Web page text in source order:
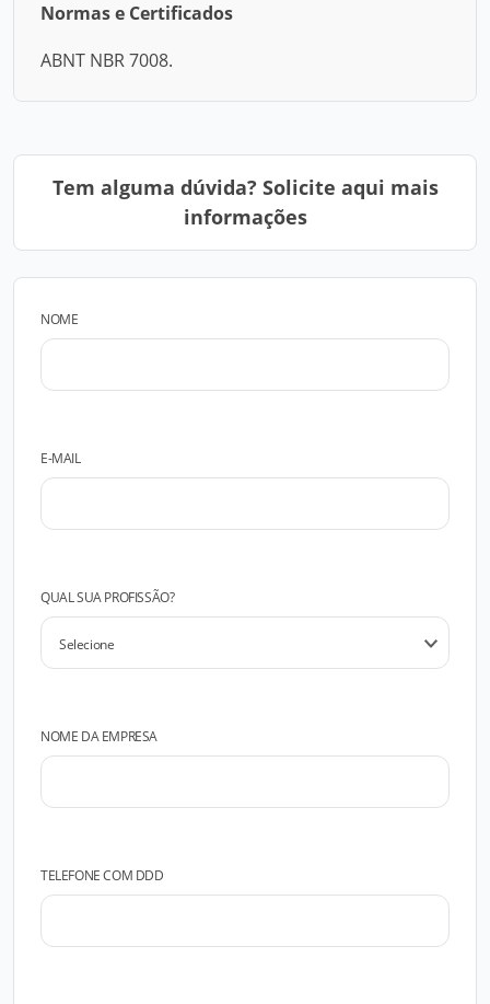
Normas e Certificados
ABNT NBR 7008.
Tem alguma dúvida? Solicite aqui mais
informações
NOME
E-MAIL
QUAL SUA PROFISSÃO?
NOME DA EMPRESA
TELEFONE COM DDD